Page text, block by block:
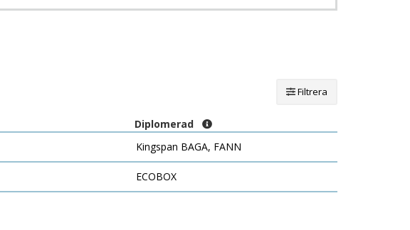
Filtrera
Diplomerad
Kingspan BAGA, FANN
ECOBOX